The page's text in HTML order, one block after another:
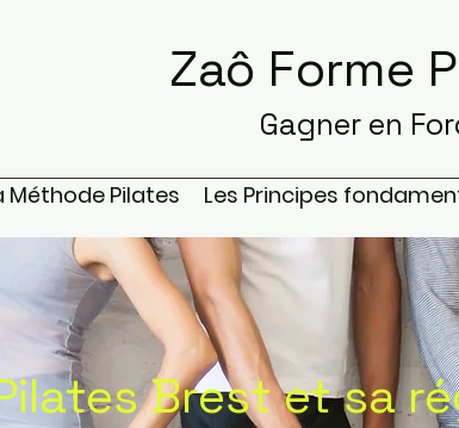
Zaô Forme
Gagner en
Méthode Pilates Les Principes
Brest et sa